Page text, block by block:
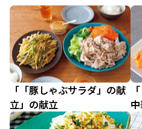
「「豚しゃぶサラダ」の献
立」の献立